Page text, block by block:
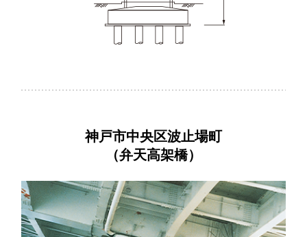
神戸市中央区波止場町
（弁天高架橋）